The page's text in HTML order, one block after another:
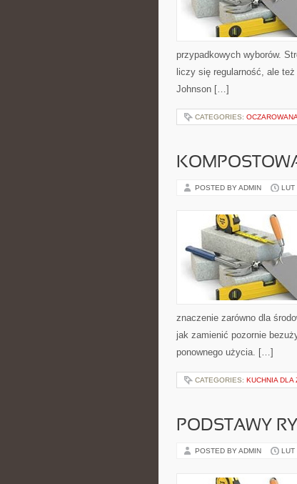
przypadkowych wyborów.
liczy się regularność, ale
Johnson […]
CATEGORIES:
POSTED BY ADMIN LUT
znaczenie zarówno dla
jak zamienić pozornie
ponownego użycia. […]
CATEGORIES: KUCHNIA DLA
PODSTAWY
POSTED BY ADMIN LUT